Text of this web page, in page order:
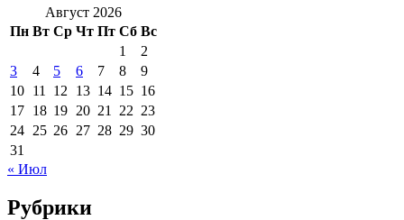
Август 2026
Пн Вт Ср Чт Пт Сб Вс
1
2
3
4 5 6 7 8
9
10 11 12 13 14 15 16
17 18 19 20 21 22 23
24 25 26 27 28 29 30
31
« Июл
Рубрики